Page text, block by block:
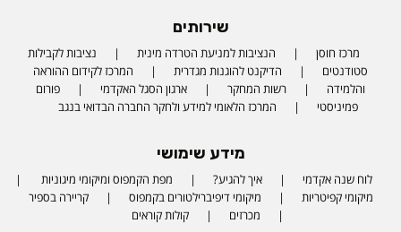
שירותים
מרכז חוסן הנציבות למניעת הטרדה מינית
נציבות לקבילות
סטודנטים
הדיקנט להוגנות מגדרית
המרכז לקידום ההוראה
והלמידה
רשות המחקר ארגון הסגל האקדמי
פורום
פמיניסטי
המרכז הלאומי למידע ולחקר החברה הבדואי בנגב
מידע שימושי
לוח שנה אקדמי איך להגיע?
מפת הקמפוס ומיקומי מיגוניות
מיקומי קפיטריות
מיקומי דיפיברילטורים בקמפוס
קריירה בספיר
מכרזים
קולות קוראים